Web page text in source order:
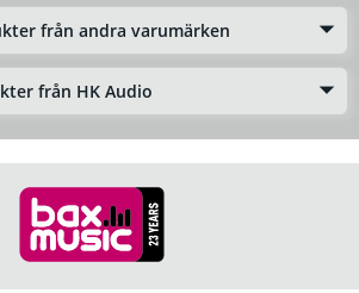
från andra varumärken
från HK Audio